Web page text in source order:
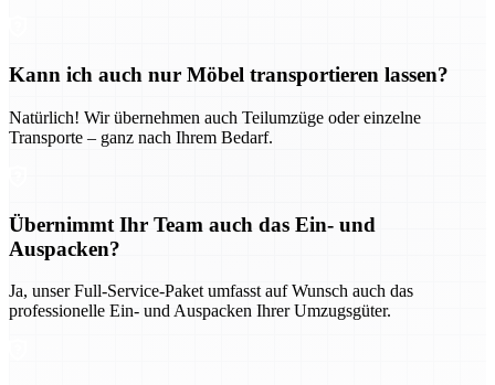
Kann ich auch nur Möbel transportieren lassen?
Natürlich! Wir übernehmen auch Teilumzüge oder einzelne
Transporte – ganz nach Ihrem Bedarf.
Übernimmt Ihr Team auch das Ein- und
Auspacken?
Ja, unser Full-Service-Paket umfasst auf Wunsch auch das
professionelle Ein- und Auspacken Ihrer Umzugsgüter.